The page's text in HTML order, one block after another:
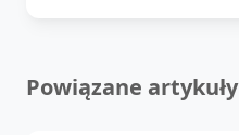
Powiązane artykuły